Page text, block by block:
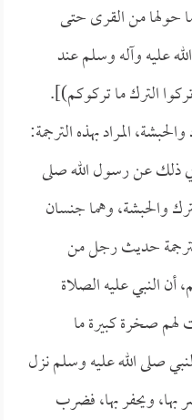
حولها من القرى حتى
عليه وآله وسلم عند
الترك ما تركوكم)].
المراد بهذه الترجمة:
ذلك عن رسول الله صلى
والحبشة، وهما جنسان
حديث رجل من
النبي عليه الصلاة
لهم صخرة كبيرة ما
صلى الله عليه وسلم نزل
بها، ويحفر بها، فضرب